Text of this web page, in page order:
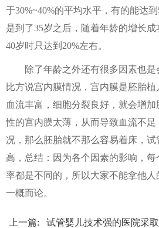
于30%~40%的平均水平，有的能达
是到了35岁之后，随着年龄的增长成
40岁时只达到20%左右。
除了年龄之外还有很多因素也是
比方说宫内膜情况，宫内膜是胚胎
血流丰富，细胞分裂良好，就会增
性的宫内膜太薄，从而导致血流不
况，那么胚胎就不那么容易着床，
高，总结：因为各个因素的影响，
率都是不同的，所以大家不能拿他
一概而论。
上一篇: 试管婴儿技术强的医院采